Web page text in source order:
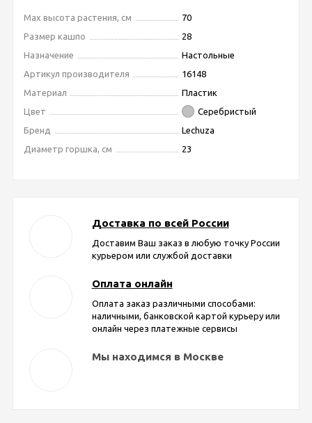
Max высота растения, см
70
Размер кашпо
28
Назначение
Настольные
Артикул производителя
16148
Материал
Пластик
Цвет
Серебристый
Бренд
Lechuza
Диаметр горшка, см
23
Доставка по всей России
Доставим Ваш заказ в любую точку России
курьером или службой доставки
Оплата онлайн
Оплата заказ различными способами:
наличными, банковской картой курьеру или
онлайн через платежные сервисы
Мы находимся в Москве